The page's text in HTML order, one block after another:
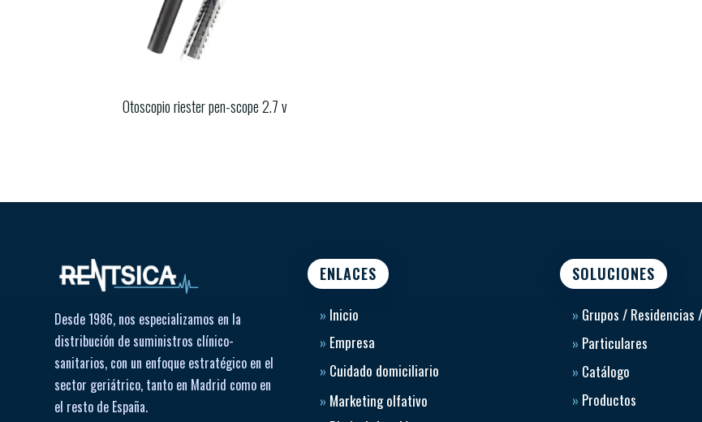
Otoscopio riester pen-scope 2.7 v
Desde 1986, nos especializamos en la
distribución de suministros clínico-
sanitarios, con un enfoque estratégico en el
sector geriátrico, tanto en Madrid como en
el resto de España.
ENLACES
» Inicio
» Empresa
» Cuidado domiciliario
» Marketing olfativo
SOLUCIONES
» Grupos / Residencias
» Particulares
» Catálogo
» Productos